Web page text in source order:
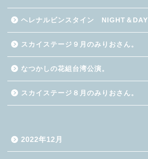
ヘレナルビンスタイン NIGHT＆DAY
スカイステージ９月のみりおさん。
なつかしの花組台湾公演。
スカイステージ８月のみりおさん。
2022年12月